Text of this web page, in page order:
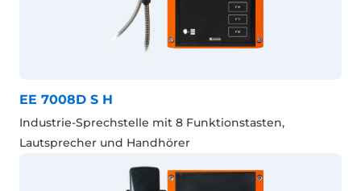
EE 7008D S H
Industrie-Sprechstelle mit 8 Funktionstasten,
Lautsprecher und Handhörer